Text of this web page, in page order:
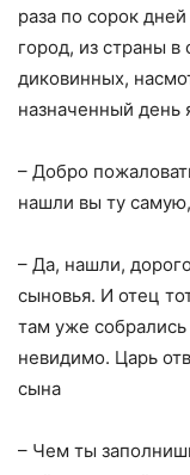
раза по сорок
город, из страны в
диковинных,
назначенный день
– Добро
нашли вы ту
– Да, нашли,
сыновья. И отец
там уже
невидимо. Царь
сына
– Чем ты